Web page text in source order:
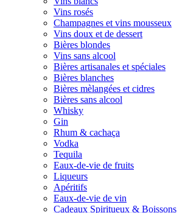
Vins rosés
Champagnes et vins mousseux
Vins doux et de dessert
Bières blondes
Vins sans alcool
Bières artisanales et spéciales
Bières blanches
Bières mèlangées et cidres
Bières sans alcool
Whisky
Gin
Rhum & cachaça
Vodka
Tequila
Eaux-de-vie de fruits
Liqueurs
Apéritifs
Eaux-de-vie de vin
Cadeaux Spiritueux & Boissons